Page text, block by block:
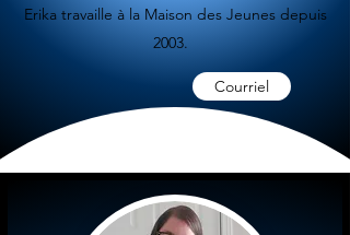
Erika travaille à la Maison des Jeunes depuis
2003.
Courriel